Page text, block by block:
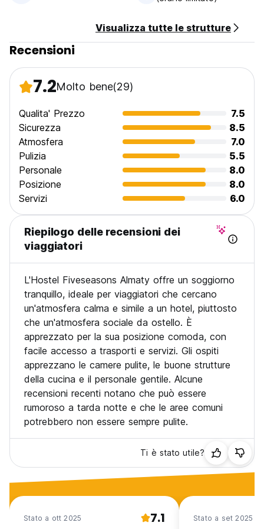
(Auto-translated from original language)
Visualizza tutte le strutture
Recensioni
7.2Molto bene(29)
Qualita' Prezzo
7.5
Sicurezza
8.5
Atmosfera
7.0
Pulizia
5.5
Personale
8.0
Posizione
8.0
Servizi
6.0
Riepilogo delle recensioni dei
viaggiatori
L'Hostel Fiveseasons Almaty offre un soggiorno
tranquillo, ideale per viaggiatori che cercano
un'atmosfera calma e simile a un hotel, piuttosto
che un'atmosfera sociale da ostello. È
apprezzato per la sua posizione comoda, con
facile accesso a trasporti e servizi. Gli ospiti
apprezzano le camere pulite, le buone strutture
della cucina e il personale gentile. Alcune
recensioni recenti notano che può essere
rumoroso a tarda notte e che le aree comuni
potrebbero non essere sempre pulite.
Ti è stato utile?
Stato a ott 2025 7.1 Stato a set 2025